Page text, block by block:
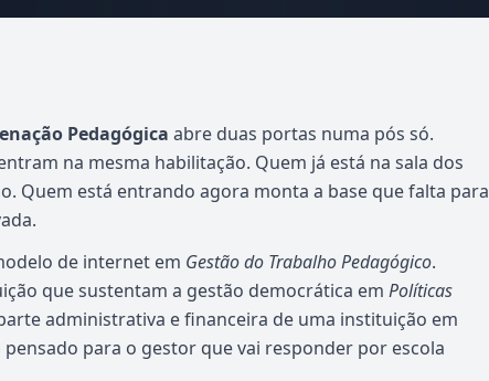
Pedagógica abre duas portas numa pós só.
na mesma habilitação. Quem já está na sala dos
Quem está entrando agora monta a base que falta para
de internet em Gestão do Trabalho Pedagógico.
que sustentam a gestão democrática em Políticas
administrativa e financeira de uma instituição em
pensado para o gestor que vai responder por escola